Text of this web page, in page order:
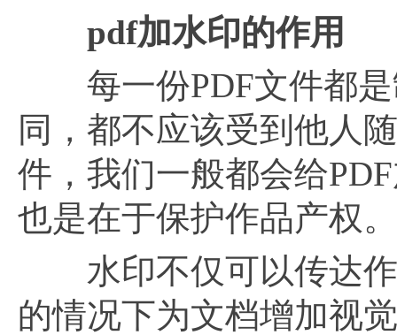
pdf加水印的作用
每一份PDF文件都是
同，都不应该受到他人
件，我们一般都会给
也是在于保护作品产权。
水印不仅可以传达作
的情况下为文档增加视